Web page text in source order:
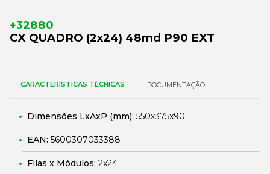
+32880
CX QUADRO (2x24) 48md P90 EXT
CARACTERÍSTICAS TÉCNICAS DOCUMENTAÇÃO
Dimensões LxAxP (mm): 550x375x90
EAN: 5600307033388
Filas x Módulos: 2x24